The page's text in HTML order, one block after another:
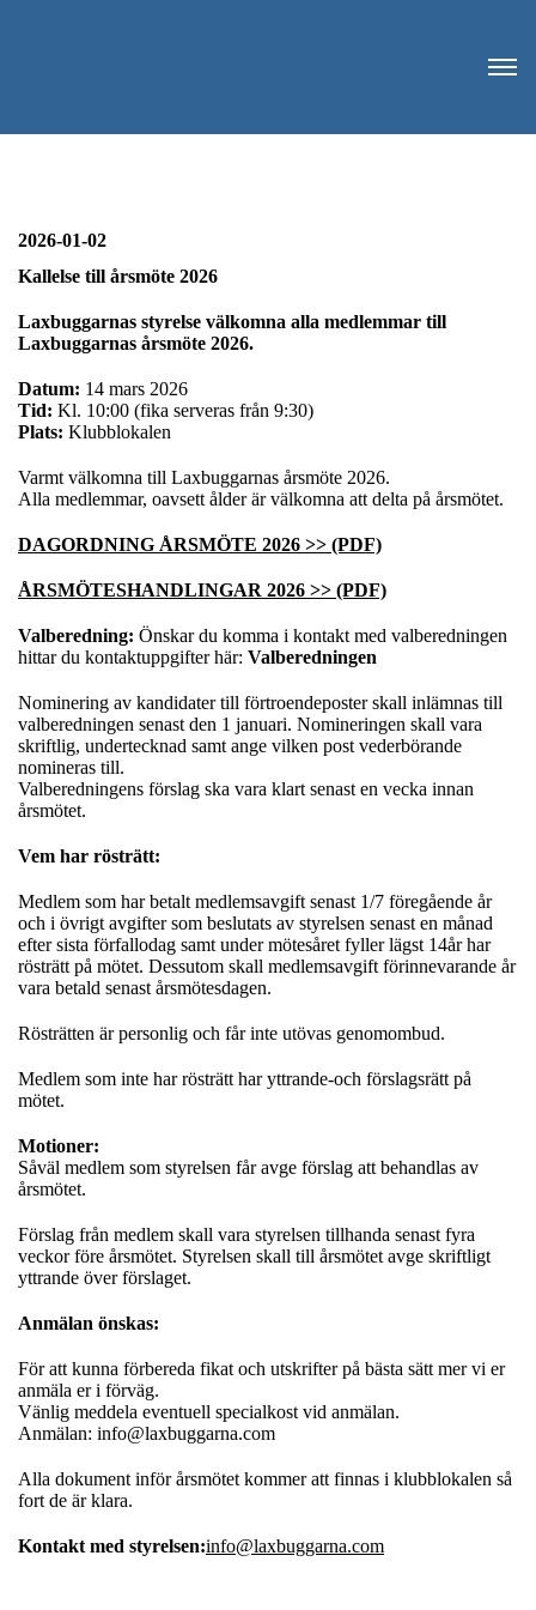
2026-01-02
Kallelse till årsmöte 2026
Laxbuggarnas styrelse välkomna alla medlemmar till
Laxbuggarnas årsmöte 2026.
Datum: 14 mars 2026
Tid: Kl. 10:00 (fika serveras från 9:30)
Plats: Klubblokalen
Varmt välkomna till Laxbuggarnas årsmöte 2026.
Alla medlemmar, oavsett ålder är välkomna att delta på årsmötet.
DAGORDNING ÅRSMÖTE 2026 >> (PDF)
ÅRSMÖTESHANDLINGAR 2026 >> (PDF)
Valberedning: Önskar du komma i kontakt med valberedningen
hittar du kontaktuppgifter här: Valberedningen
Nominering av kandidater till förtroendeposter skall inlämnas till
valberedningen senast den 1 januari. Nomineringen skall vara
skriftlig, undertecknad samt ange vilken post vederbörande
nomineras till.
Valberedningens förslag ska vara klart senast en vecka innan
årsmötet.
Vem har rösträtt:
Medlem som har betalt medlemsavgift senast 1/7 föregående år
och i övrigt avgifter som beslutats av styrelsen senast en månad
efter sista förfallodag samt under mötesåret fyller lägst 14år har
rösträtt på mötet. Dessutom skall medlemsavgift förinnevarande år
vara betald senast årsmötesdagen.
Rösträtten är personlig och får inte utövas genomombud.
Medlem som inte har rösträtt har yttrande-och förslagsrätt på
mötet.
Motioner:
Såväl medlem som styrelsen får avge förslag att behandlas av
årsmötet.
Förslag från medlem skall vara styrelsen tillhanda senast fyra
veckor före årsmötet. Styrelsen skall till årsmötet avge skriftligt
yttrande över förslaget.
Anmälan önskas:
För att kunna förbereda fikat och utskrifter på bästa sätt mer vi er
anmäla er i förväg.
Vänlig meddela eventuell specialkost vid anmälan.
Anmälan: info@laxbuggarna.com
Alla dokument inför årsmötet kommer att finnas i klubblokalen så
fort de är klara.
Kontakt med styrelsen:info@laxbuggarna.com